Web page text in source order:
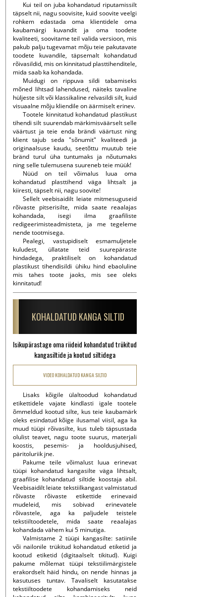
Kui teil on juba kohandatud riputamissilt
täpselt nii, nagu soovisite, kuid soovite veelgi
rohkem edastada oma klientidele oma
kaubamärgi kuvandit ja oma toodete
kvaliteeti, soovitame teil valida versioon, mis
pakub palju tugevamat mõju teie pakutavate
toodete kuvandile, täpsemalt kohandatud
rõivasildid, mis on kinnitatud plasttihenditele,
mida saab ka kohandada.
Muidugi on rippuva sildi tabamiseks
mõned lihtsad lahendused, näiteks tavaline
hüljeste silt või klassikaline relvasildi silt, kuid
visuaalne mõju kliendile on äärmiselt erinev.
Tootele kinnitatud kohandatud plastikust
tihendi silt suurendab märkimisväärselt selle
väärtust ja teie enda brändi väärtust ning
klient tajub seda "sõnumit" kvaliteedi ja
originaalsuse kaudu, seetõttu muutub teie
bränd turul üha tuntumaks ja nõutumaks
ning selle tulemusena suureneb teie müük!
Nüüd on teil võimalus luua oma
kohandatud plasttihend väga lihtsalt ja
kiiresti, täpselt nii, nagu soovite!
Sellelt veebisaidilt leiate mitmesuguseid
rõivaste pitserisilte, mida saate reaalajas
kohandada, isegi ilma graafiliste
redigeerimisteadmisteta, ja me tegeleme
nende tootmisega.
Pealegi, vastupidiselt esmamuljetele
kuludest, üllatate teid suurepäraste
hindadega, praktiliselt on kohandatud
plastikust tihendisildi ühiku hind ebaoluline
mis tahes toote jaoks, mis see oleks
kinnitatud!
KOHALDATUD KANGA SILTID
Isikupärastage oma riideid kohandatud trükitud
kangasiltide ja kootud siltidega
VIDEO KOHALDATUD KANGA SILTID
Lisaks kõigile ülaltoodud kohandatud
etikettidele vajate kindlasti igale tootele
õmmeldud kootud silte, kus teie kaubamärk
oleks esindatud kõige ilusamal viisil, aga ka
muud tüüpi rõivasilte, kus tuleb täpsustada
olulist teavet, nagu toote suurus, materjali
koostis, pesemis- ja hooldusjuhised,
päritoluriik jne.
Pakume teile võimalust luua erinevat
tüüpi kohandatud kangasilte väga lihtsalt,
graafilise kohandatud siltide koostaja abil.
Veebisaidilt leiate tekstiilkangast valmistatud
rõivaste rõivaste etikettide erinevaid
mudeleid, mis sobivad erinevatele
rõivastele, aga ka paljudele teistele
tekstiiltoodetele, mida saate reaalajas
kohandada vähem kui 5 minutiga.
Valmistame 2 tüüpi kangasilte: satiinile
või nailonile trükitud kohandatud etiketid ja
kootud etiketid (digitaalselt tikitud). Kuigi
pakume mõlemat tüüpi tekstiilimärgistele
erakordselt häid hindu, on nende hinnas ja
kasutuses tuntav. Tavaliselt kasutatakse
tekstiiltoodete kohandamiseks neid